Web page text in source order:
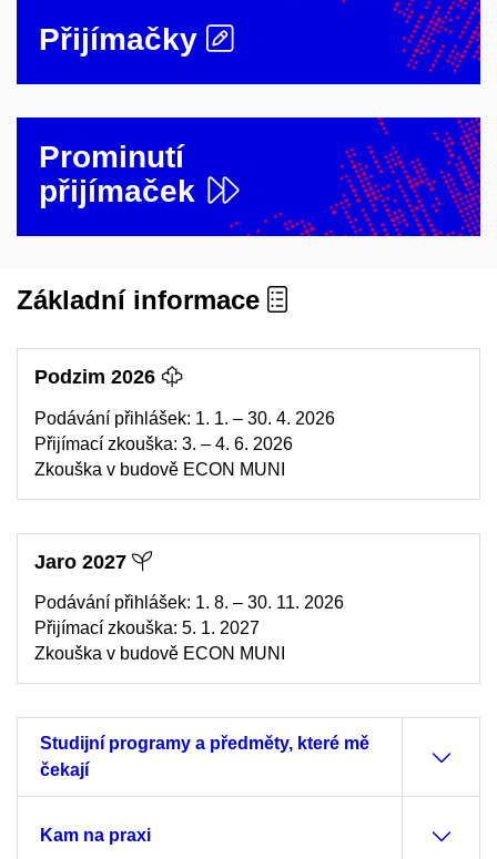
Přijímačky
Prominutí
přijímaček
Základní informace
Podzim 2026
Podávání přihlášek: 1. 1. – 30. 4. 2026
Přijímací zkouška: 3. – 4. 6. 2026
Zkouška v budově ECON MUNI
Jaro 2027
Podávání přihlášek: 1. 8. – 30. 11. 2026
Přijímací zkouška: 5. 1. 2027
Zkouška v budově ECON MUNI
Studijní programy a předměty, které mě
čekají
Kam na praxi